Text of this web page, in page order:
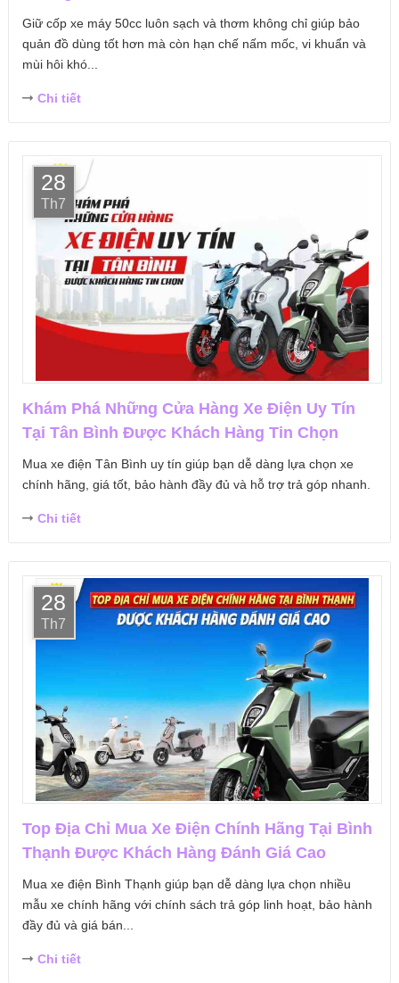
Giữ cốp xe máy 50cc luôn sạch và thơm không chỉ giúp bảo
quản đồ dùng tốt hơn mà còn hạn chế nấm mốc, vi khuẩn và
mùi hôi khó...
Chi tiết
28
Th7
Khám Phá Những Cửa Hàng Xe Điện Uy Tín
Tại Tân Bình Được Khách Hàng Tin Chọn
Mua xe điện Tân Bình uy tín giúp bạn dễ dàng lựa chọn xe
chính hãng, giá tốt, bảo hành đầy đủ và hỗ trợ trả góp nhanh.
Chi tiết
28
Th7
Top Địa Chỉ Mua Xe Điện Chính Hãng Tại Bình
Thạnh Được Khách Hàng Đánh Giá Cao
Mua xe điện Bình Thạnh giúp bạn dễ dàng lựa chọn nhiều
mẫu xe chính hãng với chính sách trả góp linh hoạt, bảo hành
đầy đủ và giá bán...
Chi tiết